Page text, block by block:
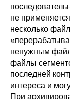
не
несколько
«
ненужным
файлы
последней
интереса и
При